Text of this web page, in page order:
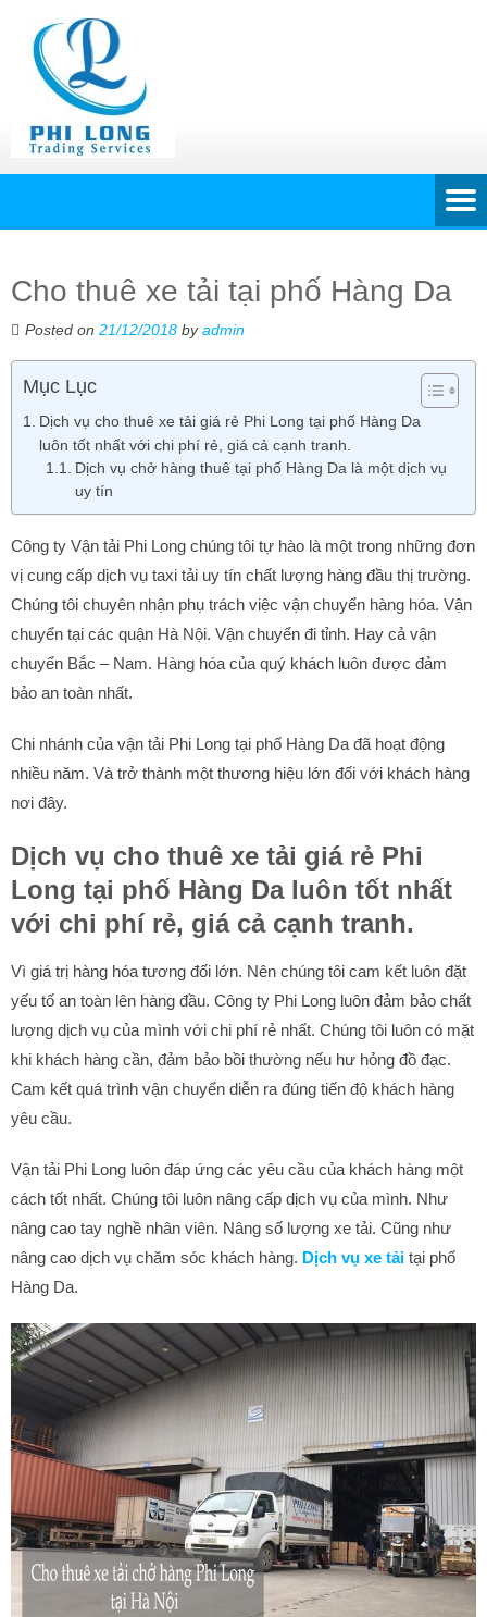
Cho thuê xe tải tại phố Hàng Da
Posted on 21/12/2018 byadmin
Mục Lục
Dịch vụ cho thuê xe tải giá rẻ Phi Long tại phố Hàng Da
luôn tốt nhất với chi phí rẻ, giá cả cạnh tranh.
Dịch vụ chở hàng thuê tại phố Hàng Da là một dịch vụ
uy tín
Công ty Vận tải Phi Long chúng tôi tự hào là một trong những đơn
vị cung cấp dịch vụ taxi tải uy tín chất lượng hàng đầu thị trường.
Chúng tôi chuyên nhận phụ trách việc vận chuyển hàng hóa. Vận
chuyển tại các quận Hà Nội. Vận chuyển đi tỉnh. Hay cả vận
chuyển Bắc – Nam. Hàng hóa của quý khách luôn được đảm
bảo an toàn nhất.
Chi nhánh của vận tải Phi Long tại phố Hàng Da đã hoạt động
nhiều năm. Và trở thành một thương hiệu lớn đối với khách hàng
nơi đây.
Dịch vụ cho thuê xe tải giá rẻ Phi
Long tại phố Hàng Da luôn tốt nhất
với chi phí rẻ, giá cả cạnh tranh.
Vì giá trị hàng hóa tương đối lớn. Nên chúng tôi cam kết luôn đặt
yếu tố an toàn lên hàng đầu. Công ty Phi Long luôn đảm bảo chất
lượng dịch vụ của mình với chi phí rẻ nhất. Chúng tôi luôn có mặt
khi khách hàng cần, đảm bảo bồi thường nếu hư hỏng đồ đạc.
Cam kết quá trình vận chuyển diễn ra đúng tiến độ khách hàng
yêu cầu.
Vận tải Phi Long luôn đáp ứng các yêu cầu của khách hàng một
cách tốt nhất. Chúng tôi luôn nâng cấp dịch vụ của mình. Như
nâng cao tay nghề nhân viên. Nâng số lượng xe tải. Cũng như
nâng cao dịch vụ chăm sóc khách hàng. Dịch vụ xe tải tại phố
Hàng Da.